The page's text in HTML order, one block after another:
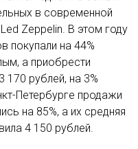
в современной
Zeppelin. В этом году
покупали на 44%
а приобрести
170 рублей, на 3%
Петербурге продажи
на 85%, а их средняя
4 150 рублей.